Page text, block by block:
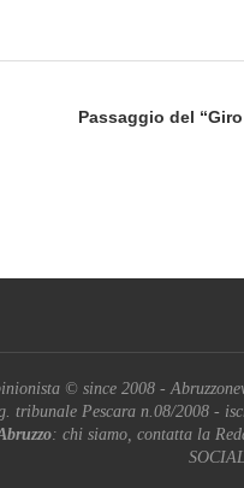
Passaggio del
© since 2008 -
tribunale Pescara n.08/2008 -
: chi siamo, contatta la